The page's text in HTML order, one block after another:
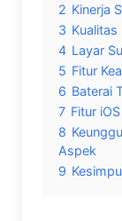
2 Kinerja
3 Kualitas
4 Layar
5 Fitur
6 Baterai
7 Fitur
8
Aspek
9